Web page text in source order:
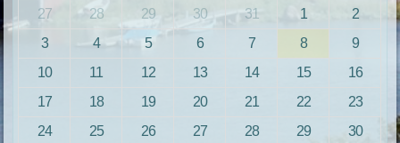
27
28 29 30 31 1
2
3
4 5 6 7 8
9
10
11 12 13 14 15
16
17
18 19 20 21 22
23
24
25 26 27 28 29
30